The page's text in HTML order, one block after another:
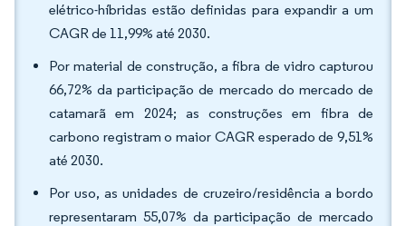
elétrico-híbridas estão definidas para expandir a um
CAGR de 11,99% até 2030.
Por material de construção, a fibra de vidro capturou
66,72% da participação de mercado do mercado de
catamarã em 2024; as construções em fibra de
carbono registram o maior CAGR esperado de 9,51%
até 2030.
Por uso, as unidades de cruzeiro/residência a bordo
representaram 55,07% da participação de mercado